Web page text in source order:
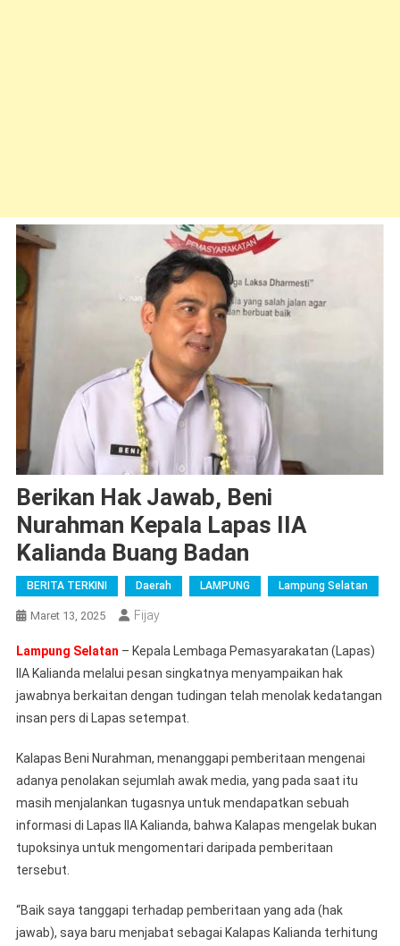
Berikan Hak Jawab, Beni
Nurahman Kepala Lapas IIA
Kalianda Buang Badan
BERITA TERKINI Daerah LAMPUNG Lampung Selatan
Maret 13, 2025 Fijay
Lampung Selatan – Kepala Lembaga Pemasyarakatan (Lapas)
IIA Kalianda melalui pesan singkatnya menyampaikan hak
jawabnya berkaitan dengan tudingan telah menolak kedatangan
insan pers di Lapas setempat.
Kalapas Beni Nurahman, menanggapi pemberitaan mengenai
adanya penolakan sejumlah awak media, yang pada saat itu
masih menjalankan tugasnya untuk mendapatkan sebuah
informasi di Lapas IIA Kalianda, bahwa Kalapas mengelak bukan
tupoksinya untuk mengomentari daripada pemberitaan
tersebut.
“Baik saya tanggapi terhadap pemberitaan yang ada (hak
jawab), saya baru menjabat sebagai Kalapas Kalianda terhitung